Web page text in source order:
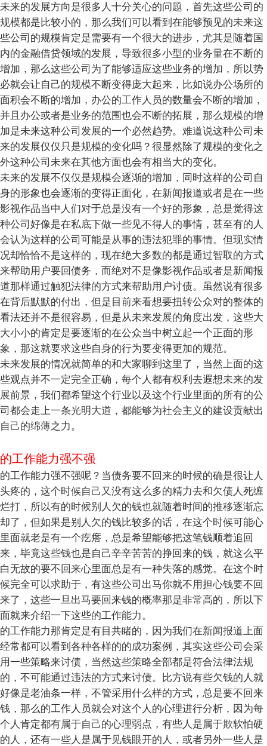
未来的发展方向是很多人十分关心的问题，首先这些公司的
规模都是比较小的，那么我们可以看到在能够预见的未来这
些公司的规模肯定是需要有一个很大的进步，尤其是随着国
内的金融借贷领域的发展，导致很多小型的业务量在不断的
增加，那么这些公司为了能够适应这些业务的增加，所以势
必就会让自己的规模不断变得庞大起来，比如说办公场所的
面积会不断的增加，办公的工作人员的数量会不断的增加，
并且办公或者是业务的范围也会不断的拓展，那么规模的增
加是未来这种公司发展的一个必然趋势。难道说这种公司未
来的发展仅仅只是规模的变化吗？很显然除了规模的变化之
外这种公司未来在其他方面也会有相当大的变化。
未来的发展不仅仅是规模会逐渐的增加，同时这样的公司自
身的形象也会逐渐的变得正面化，在新闻报道或者是在一些
影视作品当中人们对于总是没有一个好的形象，总是觉得这
种公司好像是在私底下做一些见不得人的事情，甚至有的人
会认为这样的公司可能是从事的违法犯罪的事情。但现实情
况却恰恰不是这样的，现在绝大多数的都是通过智取的方式
来帮助用户要回债务，而绝对不是像影视作品或者是新闻报
道那样通过触犯法律的方式来帮助用户讨债。虽然说有很多
在背后默默的付出，但是目前来看想要扭转公众对的整体的
看法还并不是很容易，但是从未来发展的角度出发，这些大
大小小的肯定是要逐渐的在公众当中树立起一个正面的形
象，那这就要求这些自身的行为要变得更加的规范。
未来发展的情况就简单的和大家聊到这里了，当然上面的这
些观点并不一定完全正确，每个人都有权利去遐想未来的发
展前景，我们都希望这个行业以及这个行业里面的所有的公
司都会走上一条光明大道，都能够为社会主义的建设贡献出
自己的绵薄之力。
的工作能力强不强
的工作能力强不强呢？当债务要不回来的时候的确是很让人
头疼的，这个时候自己又没有这么多的精力去和欠债人死缠
烂打，所以有的时候别人欠的钱也就随着时间的推移逐渐忘
却了，但如果是别人欠的钱比较多的话，在这个时候可能心
里面就老是有一个疙瘩，总是希望能够把这笔钱顺着追回
来，毕竟这些钱也是自己辛辛苦苦的挣回来的钱，就这么平
白无故的要不回来心里面总是有一种失落的感觉。在这个时
候完全可以求助于，有这些公司出马你就不用担心钱要不回
来了，这些一旦出马要回来钱的概率那是非常高的，所以下
面就来介绍一下这些的工作能力。
的工作能力那肯定是有目共睹的，因为我们在新闻报道上面
经常都可以看到各种各样的的成功案例，其实这些公司会采
用一些策略来讨债，当然这些策略全部都是符合法律法规
的，不可能通过违法的方式来讨债。比方说有些欠钱的人就
好像是老油条一样，不管采用什么样的方式，总是要不回来
钱，那么的工作人员就会对这个人的心理进行分析，因为每
个人肯定都有属于自己的心理弱点，有些人是属于欺软怕硬
的人，还有一些人是属于见钱眼开的人，或者另外一些人是